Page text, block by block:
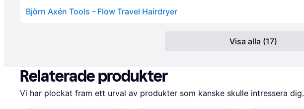
Björn Axén Tools - Flow Travel Hairdryer
Visa alla (17)
Relaterade produkter
Vi har plockat fram ett urval av produkter som kanske skulle intressera dig.